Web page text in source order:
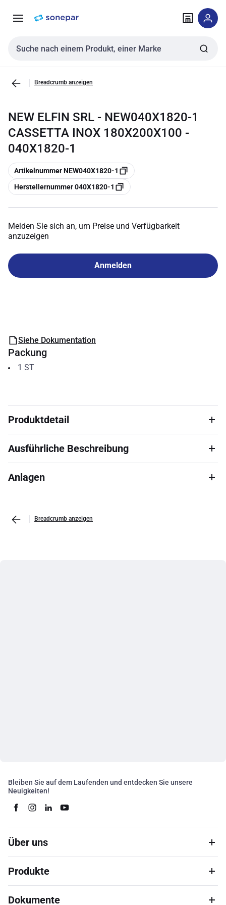
NavigationInhalt
Sucheingabe
Breadcrumb anzeigen
NEW ELFIN SRL - NEW040X1820-1
CASSETTA INOX 180X200X100 -
040X1820-1
Kopieren
Artikelnummer NEW040X1820-1
Kopieren
Herstellernummer 040X1820-1
Melden Sie sich an, um Preise und Verfügbarkeit
anzuzeigen
Anmelden
Siehe Dokumentation
Packung
1 ST
Produktdetail
Ausführliche Beschreibung
Anlagen
Breadcrumb anzeigen
Bleiben Sie auf dem Laufenden und entdecken Sie unsere
Neuigkeiten!
Über uns
Produkte
Dokumente